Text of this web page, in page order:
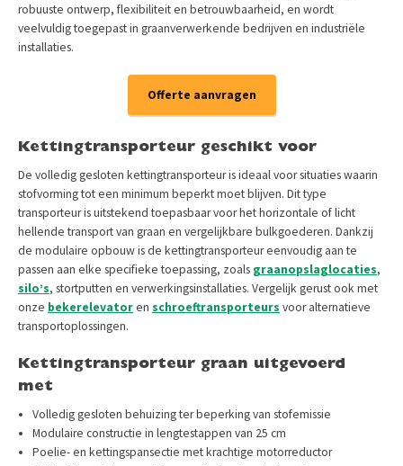
robuuste ontwerp, flexibiliteit en betrouwbaarheid, en wordt
veelvuldig toegepast in graanverwerkende bedrijven en industriële
installaties.
Offerte aanvragen
Kettingtransporteur geschikt voor
De volledig gesloten kettingtransporteur is ideaal voor situaties waarin
stofvorming tot een minimum beperkt moet blijven. Dit type
transporteur is uitstekend toepasbaar voor het horizontale of licht
hellende transport van graan en vergelijkbare bulkgoederen. Dankzij
de modulaire opbouw is de kettingtransporteur eenvoudig aan te
passen aan elke specifieke toepassing, zoals graanopslaglocaties,
silo’s, stortputten en verwerkingsinstallaties. Vergelijk gerust ook met
onze bekerelevatoren schroeftransporteurs voor alternatieve
transportoplossingen.
Kettingtransporteur graan uitgevoerd
met
Volledig gesloten behuizing ter beperking van stofemissie
Modulaire constructie in lengtestappen van 25 cm
Poelie- en kettingspansectie met krachtige motorreductor